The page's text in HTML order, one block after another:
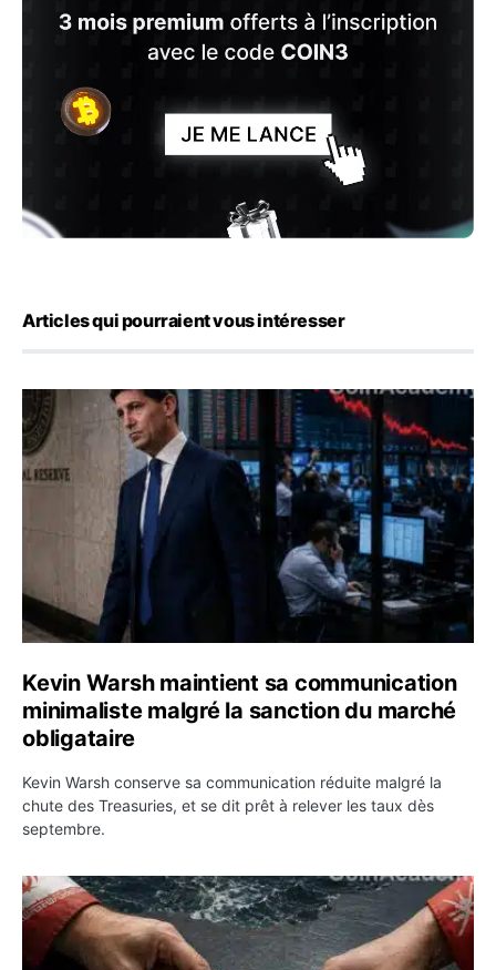
Articles qui pourraient vous intéresser
Kevin Warsh maintient sa communication minimaliste
Kevin Warsh maintient sa communication
minimaliste malgré la sanction du marché
obligataire
Kevin Warsh conserve sa communication réduite malgré la
chute des Treasuries, et se dit prêt à relever les taux dès
septembre.
Ormuz : l’Iran annonce un accord avec Oman sur une